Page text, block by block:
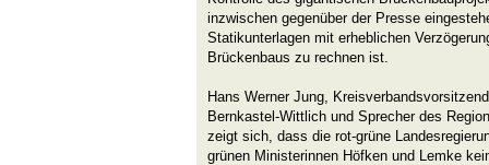
inzwischen gegenüber der Presse
Statikunterlagen mit erheblichen
Brückenbaus zu rechnen ist.
Hans Werner Jung,
Bernkastel-Wittlich und Sprecher des
zeigt sich, dass die rot-grüne
grünen Ministerinnen Höfken und Lemke